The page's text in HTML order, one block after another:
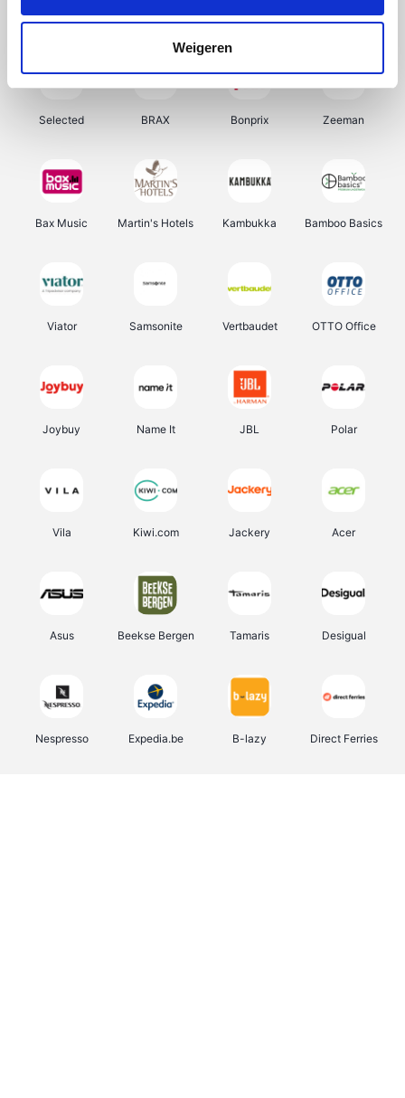
Weigeren
Samsung My Jewellery Delonghi Tennis Point
Selected BRAX Bonprix Zeeman
Bax Music Martin's Hotels Kambukka Bamboo Basics
Viator Samsonite Vertbaudet OTTO Office
Joybuy Name It JBL Polar
Vila Kiwi.com Jackery Acer
Asus Beekse Bergen Tamaris Desigual
Nespresso Expedia.be B-lazy Direct Ferries